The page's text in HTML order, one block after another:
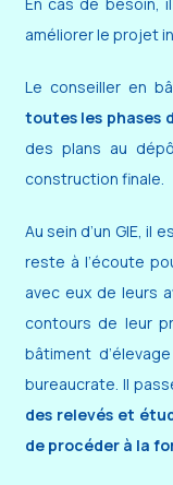
améliorer le projet
Le conseiller en
toutes les phases
des plans au
construction finale.
Au sein d’un GIE,
reste à l’écoute
avec eux de leurs
contours de leur
bâtiment
bureaucrate. Il
des relevés et
de procéder à la